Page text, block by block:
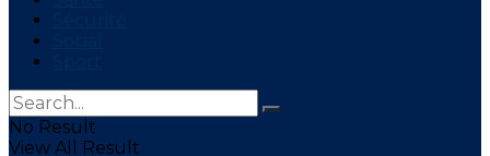
No Result
View All Result